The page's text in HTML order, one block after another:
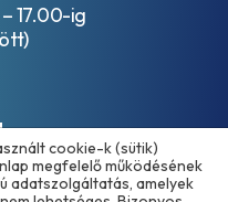
17.00-ig
cookie-k (sütik)
megfelelő működésének
adatszolgáltatás, amelyek